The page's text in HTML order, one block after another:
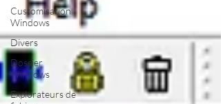
Customisation
Windows
Divers
Dossier
Windows
Explorateurs de